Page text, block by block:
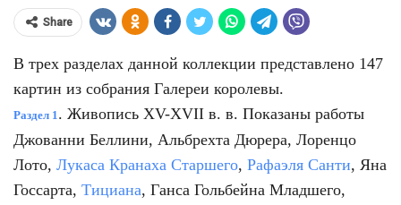
Share
В трех разделах данной коллекции представлено 147
картин из собрания Галереи королевы.
Раздел 1. Живопись XV-XVII в. в. Показаны работы
Джованни Беллини, Альбрехта Дюрера, Лоренцо
Лото, Лукаса Кранаха Старшего, Рафаэля Санти, Яна
Госсарта, Тициана, Ганса Гольбейна Младшего,